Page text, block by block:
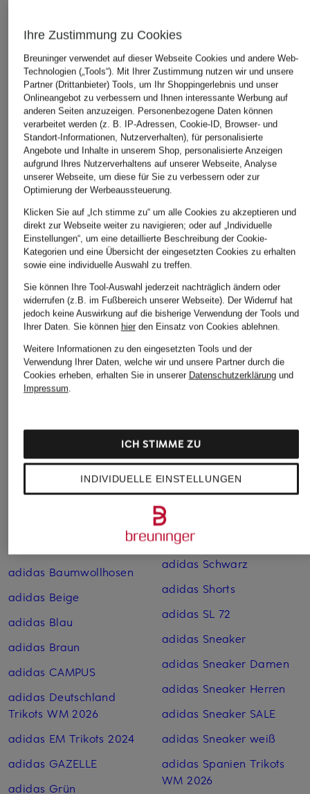
Calvin Klein Jeans
Cropped-Top
29,90 €
Juvia
Neckholder-Top
SISSY aus Satin
89,99 €
ESSENTIEL
Strick-Poloshirt
165 €
Weitere Kategorien
Trikots WM 2026
adidas Badehosen
adidas Baumwoll-Shorts
adidas Baumwoll­hosen
adidas Beige
adidas Blau
adidas Braun
adidas CAMPUS
adidas Deutschland
Trikots WM 2026
adidas EM Trikots 2024
adidas GAZELLE
adidas Grün
adidas Retro Sneaker
adidas Rot
adidas SAMBA
adidas Schuhe
adidas Schwarz
adidas Shorts
adidas SL 72
adidas Sneaker
adidas Sneaker Damen
adidas Sneaker Herren
adidas Sneaker SALE
adidas Sneaker weiß
adidas Spanien Trikots
WM 2026
Ihre Zustimmung zu Cookies
Breuninger verwendet auf dieser Webseite Cookies und andere Web-
Technologien („Tools“). Mit Ihrer Zustimmung nutzen wir und unsere
Partner (Drittanbieter) Tools, um Ihr Shoppingerlebnis und unser
Onlineangebot zu verbessern und Ihnen interessante Werbung auf
anderen Seiten anzuzeigen. Personenbezogene Daten können
verarbeitet werden (z. B. IP-Adressen, Cookie-ID, Browser- und
Standort-Informationen, Nutzerverhalten), für personalisierte
Angebote und Inhalte in unserem Shop, personalisierte Anzeigen
aufgrund Ihres Nutzerverhaltens auf unserer Webseite, Analyse
unserer Webseite, um diese für Sie zu verbessern oder zur
Optimierung der Werbeaussteuerung.
Klicken Sie auf „Ich stimme zu“ um alle Cookies zu akzeptieren und
direkt zur Webseite weiter zu navigieren; oder auf „Individuelle
Einstellungen“, um eine detaillierte Beschreibung der Cookie-
Kategorien und eine Übersicht der eingesetzten Cookies zu erhalten
sowie eine individuelle Auswahl zu treffen.
Sie können Ihre Tool-Auswahl jederzeit nachträglich ändern oder
widerrufen (z.B. im Fußbereich unserer Webseite). Der Widerruf hat
jedoch keine Auswirkung auf die bisherige Verwendung der Tools und
Ihrer Daten. Sie können hierden Einsatz von Cookies ablehnen.
Weitere Informationen zu den eingesetzten Tools und der
Verwendung Ihrer Daten, welche wir und unsere Partner durch die
Cookies erheben, erhalten Sie in unserer Datenschutzerklärungund
Impressum.
INDIVIDUELLE EINSTELLUNGEN
ICH STIMME ZU